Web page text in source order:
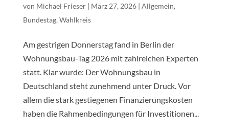
von Michael Frieser| März 27, 2026| Allgemein,
Bundestag, Wahlkreis
Am gestrigen Donnerstag fand in Berlin der
Wohnungsbau-Tag 2026 mit zahlreichen Experten
statt. Klar wurde: Der Wohnungsbau in
Deutschland steht zunehmend unter Druck. Vor
allem die stark gestiegenen Finanzierungskosten
haben die Rahmenbedingungen für Investitionen...